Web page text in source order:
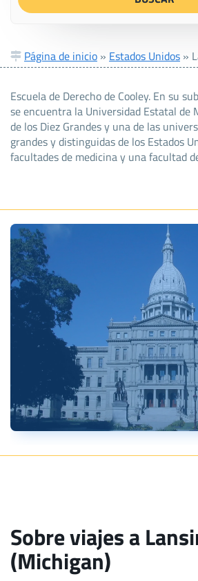
Página de inicio » Estados Unidos »
Escuela de Derecho de Cooley. En su
se encuentra la Universidad Estatal de
de los Diez Grandes y una de las
grandes y distinguidas de los Estados
facultades de medicina y una facultad
Sobre viajes a
(Michigan)